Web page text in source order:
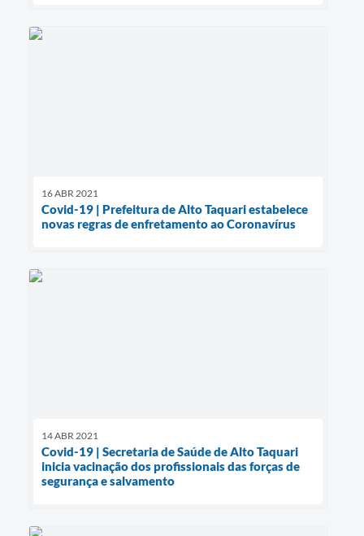
16 ABR 2021
Covid-19 | Prefeitura de Alto Taquari estabelece
novas regras de enfretamento ao Coronavírus
14 ABR 2021
Covid-19 | Secretaria de Saúde de Alto Taquari
inicia vacinação dos profissionais das forças de
segurança e salvamento